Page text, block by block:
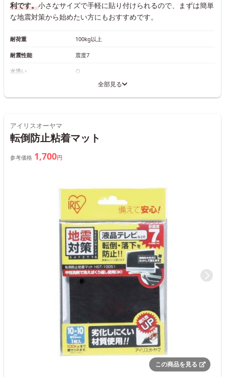
利です。小さなサイズで手軽に貼り付けられるので、まずは簡単
な地震対策から始めたい方にもおすすめです。
耐荷重 100kg以上
耐震性能 震度7
水洗い ○
全部見る
アイリスオーヤマ
転倒防止粘着マット
参考価格 1,700円
この商品を見る